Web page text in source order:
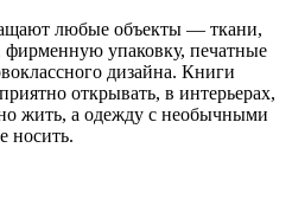
любые объекты — ткани,
упаковку, печатные
дизайна. Книги
открывать, в интерьерах,
жить, а одежду с необычными
носить.